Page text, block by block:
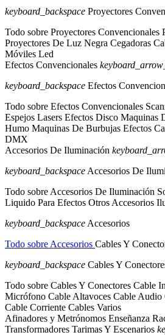
keyboard_backspace Proyectores
Todo sobre Proyectores Convencionales
Proyectores De Luz Negra Cegadoras
Móviles Led
Efectos Convencionales
keyboard_backspace Efectos
Todo sobre Efectos Convencionales
Espejos Lasers Efectos Disco Maquinas
Humo Maquinas De Burbujas Efectos
DMX
Accesorios De Iluminación
keyboard_backspace Accesorios De
Todo sobre Accesorios De Iluminación
Liquido Para Efectos Otros Accesorios
keyboard_backspace Accesorios
Todo sobre Accesorios Cables Y
keyboard_backspace Cables Y
Todo sobre Cables Y Conectores Cable
Micrófono Cable Altavoces Cable Audio
Cable Corriente Cables Varios
Afinadores y Metrónomos Enseñanza
Transformadores Tarimas Y Escenarios